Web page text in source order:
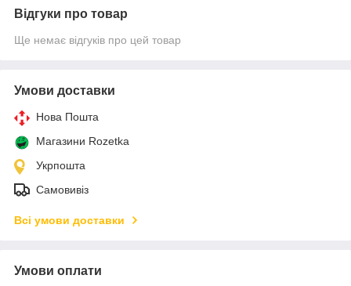
Відгуки про товар
Ще немає відгуків про цей товар
Умови доставки
Нова Пошта
Магазини Rozetka
Укрпошта
Самовивіз
Всі умови доставки
Умови оплати